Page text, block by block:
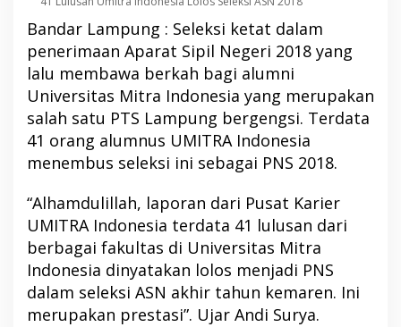
Bandar Lampung : Seleksi ketat dalam
penerimaan Aparat Sipil Negeri 2018 yang
lalu membawa berkah bagi alumni
Universitas Mitra Indonesia yang merupakan
salah satu PTS Lampung bergengsi. Terdata
41 orang alumnus UMITRA Indonesia
menembus seleksi ini sebagai PNS 2018.
“Alhamdulillah, laporan dari Pusat Karier
UMITRA Indonesia terdata 41 lulusan dari
berbagai fakultas di Universitas Mitra
Indonesia dinyatakan lolos menjadi PNS
dalam seleksi ASN akhir tahun kemaren. Ini
merupakan prestasi”. Ujar Andi Surya.